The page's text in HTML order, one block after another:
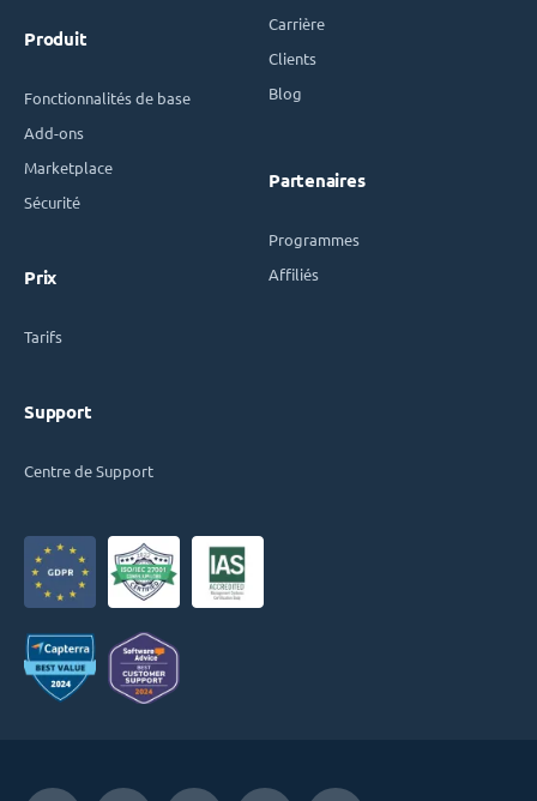
Produit
Fonctionnalités de base
Add-ons
Marketplace
Sécurité
Prix
Tarifs
Support
Centre de Support
Carrière
Clients
Blog
Partenaires
Programmes
Affiliés